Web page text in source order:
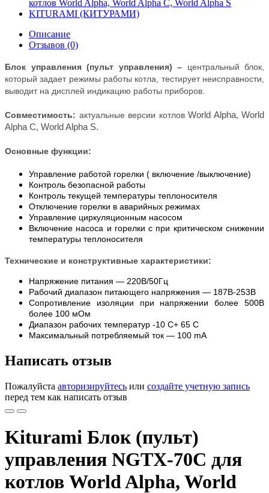
Описание
Отзывов (0)
Блок управления (пульт управления) – центральный блок,
который задает режимы работы котла, тестирует неисправности,
выводит на дисплей индикацию работы приборов.
Совместимость: актуальные версии котлов World Alpha, World
Alpha C, World Alpha S.
Основные функции:
Управление работой горелки ( включение /выключение)
Контроль безопасной работы
Контроль текущей температуры теплоносителя
Отключение горелки в аварийных режимах
Управление циркуляционным насосом
Включение насоса и горелки с при критическом снижении
температуры теплоносителя
Технические и конструктивные характеристики:
Напряжение питания — 220В/50Гц
Рабочий диапазон питающего напряжения — 187В-253В
Сопротивление изоляции при напряжении более 500В
более 100 мОм
Диапазон рабочих температур -10 С+ 65 С
Максимальный потребляемый ток — 100 mA
Написать отзыв
Пожалуйста авторизируйтесь или создайте учетную запись
перед тем как написать отзыв
Kiturami Блок (пульт)
управления NGTX-70C для
котлов World Alpha, World